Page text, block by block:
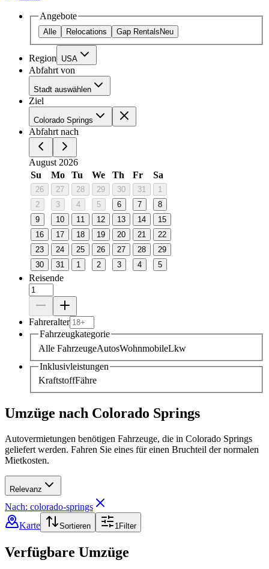
Angebote
Alle Relocations Gap Rentals Neu
Region USA
Abfahrt von
Stadt auswählen
Ziel
Colorado Springs
Abfahrt nach
August 2026
Su
Mo Tu We Th Fr Sa
26 27 28 29 30 31
1
2
3 4 5 6 7
8
9
10 11 12 13 14
15
16
17 18 19 20 21
22
23
24 25 26 27 28
29
30
31 1 2 3 4 5
Reisende
Fahreralter
Fahrzeugkategorie
Alle FahrzeugeAutosWohnmobileLkw
Inklusivleistungen
KraftstoffFähre
Umzüge nach Colorado Springs
Autovermietungen benötigen Fahrzeuge, die in Colorado Springs
geliefert werden. Fahren Sie eines für einen Bruchteil der normalen
Mietkosten.
Relevanz
Nach: colorado-springs
Karte
Sortieren 1Filter
Verfügbare Umzüge